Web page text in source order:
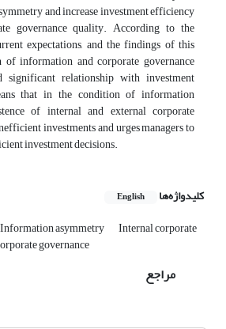
and increase investment efficiency
governance quality. According to the
expectations, and the findings of this
of information and corporate governance
significant relationship with investment
that in the condition of information
of internal and external corporate
investments and urges managers to
investment decisions.
کلیدواژه‌ها English
Information asymmetry Internal corporate
governance
مراجع